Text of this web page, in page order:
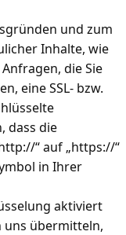
und zum
Inhalte, wie
die Sie
eine SSL- bzw.
dass die
“ auf „https://“
in Ihrer
aktiviert
uns übermitteln,